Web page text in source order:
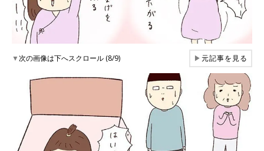
▼次の画像は下へスクロール (8/9) ▶元記事を見る